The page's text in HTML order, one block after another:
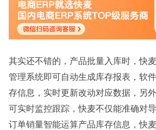
其实还不错的，产品批量入库时，快
管理系统即可自动生成库存报表，软
存信息，实时更新改动对应数据，另
可实时监控跟踪，快麦不仅能准确对
订单销量智能运算产品库存信息，快